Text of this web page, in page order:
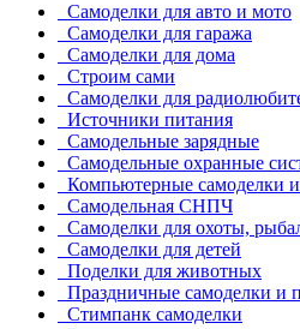
Самоделки для авто и мото
Самоделки для гаража
Самоделки для дома
Строим сами
Самоделки для
Источники питания
Самодельные зарядные
Самодельные охранные
Компьютерные самоделки
Самодельная СНПЧ
Самоделки для охоты,
Самоделки для детей
Поделки для животных
Праздничные самоделки и
Стимпанк самоделки